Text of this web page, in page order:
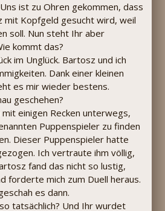
ist zu Ohren gekommen, dass
mit Kopfgeld gesucht wird, weil
soll. Nun steht Ihr aber
kommt das?
im Unglück. Bartosz und ich
Dank einer kleinen
es mir wieder bestens.
geschehen?
mit einigen Recken unterwegs,
Puppenspieler zu finden
Dieser Puppenspieler hatte
Ich vertraute ihm völlig,
fand das nicht so lustig,
forderte mich zum Duell heraus.
es dann.
tatsächlich? Und Ihr wurdet